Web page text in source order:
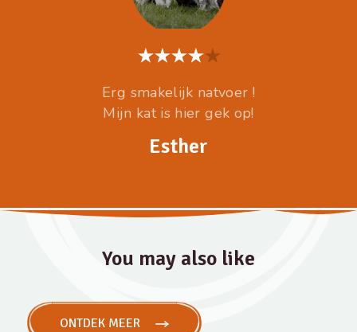
Erg smakelijk natvoer !
Mijn kat is hier gek op!
Esther
You may also like
ONTDEK MEER